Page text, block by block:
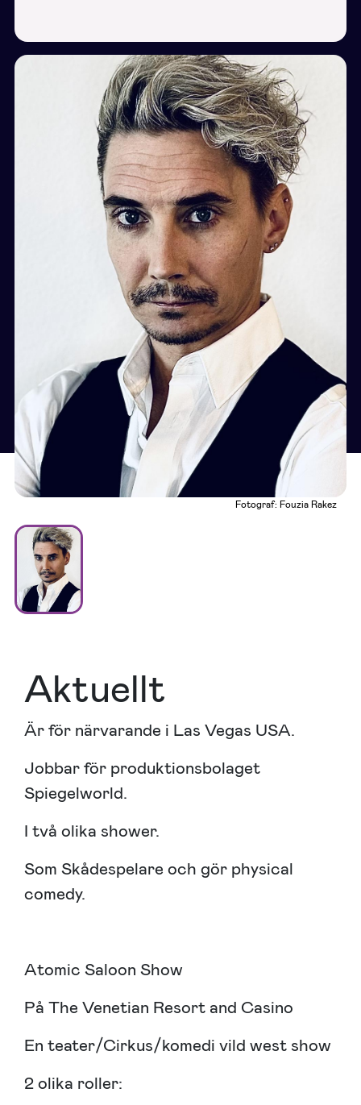
Fotograf: Fouzia Rakez
Aktuellt
Är för närvarande i Las Vegas USA.
Jobbar för produktionsbolaget
Spiegelworld.
I två olika shower.
Som Skådespelare och gör physical
comedy.
Atomic Saloon Show
På The Venetian Resort and Casino
En teater/Cirkus/komedi vild west show
2 olika roller: